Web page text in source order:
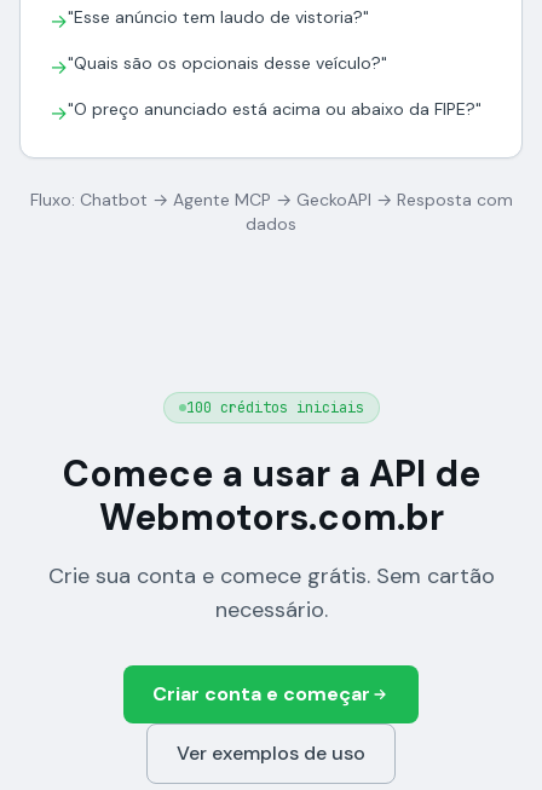
→"Esse anúncio tem laudo de vistoria?"
→"Quais são os opcionais desse veículo?"
→"O preço anunciado está acima ou abaixo da FIPE?"
Fluxo: Chatbot → Agente MCP → GeckoAPI → Resposta com
dados
100 créditos iniciais
Comece a usar a API de
Webmotors.com.br
Crie sua conta e comece grátis. Sem cartão
necessário.
Criar conta e começar
Ver exemplos de uso